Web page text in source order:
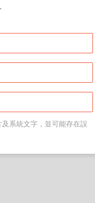
系統文字，並可能存在誤